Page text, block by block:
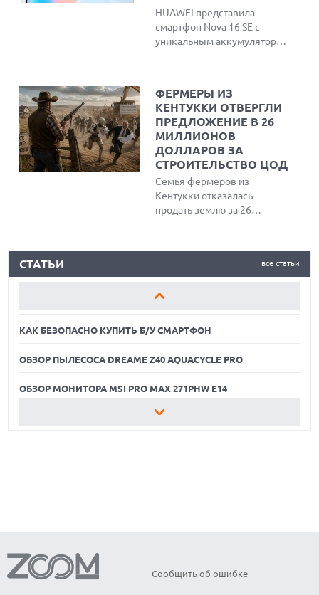
вместо обращения в
компанию.
HUAWEI представила
смартфон Nova 16 SE с
уникальным аккумулятором
IP69K. Устройство оснащено
ярким OLED-дисплеем,
чипсетом Kirin 8020 и
работает под управлением
HarmonyOS 6.1.
ФЕРМЕРЫ ИЗ
КЕНТУККИ ОТВЕРГЛИ
ПРЕДЛОЖЕНИЕ В 26
МИЛЛИОНОВ
ДОЛЛАРОВ ЗА
СТРОИТЕЛЬСТВО ЦОД
Семья фермеров из
Кентукки отказалась
продать землю за 26
обработки данных ИИ,
наследие и экологию
все статьи
СТАТЬИ
ОБЗОР МОНИТОРА MSI PRO MAX 271PHW E14
КАК БЕЗОПАСНО КУПИТЬ Б/У СМАРТФОН
ОБЗОР ПЫЛЕСОСА DREAME Z40 AQUACYCLE PRO
ОБЗОР МОНИТОРА MSI PRO MAX 271PHW E14
КАК БЕЗОПАСНО КУПИТЬ Б/У СМАРТФОН
Сообщить об ошибке